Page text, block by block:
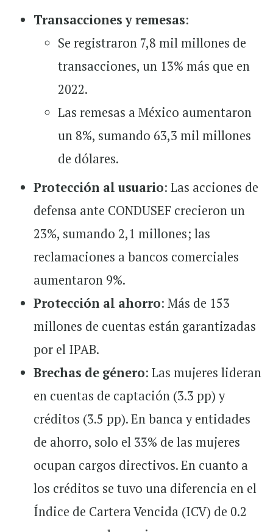
Transacciones y remesas:
Se registraron 7,8 mil millones de
transacciones, un 13% más que en
2022.
Las remesas a México aumentaron
un 8%, sumando 63,3 mil millones
de dólares.
Protección al usuario: Las acciones de
defensa ante CONDUSEF crecieron un
23%, sumando 2,1 millones; las
reclamaciones a bancos comerciales
aumentaron 9%.
Protección al ahorro: Más de 153
millones de cuentas están garantizadas
por el IPAB.
Brechas de género: Las mujeres lideran
en cuentas de captación (3.3 pp) y
créditos (3.5 pp). En banca y entidades
de ahorro, solo el 33% de las mujeres
ocupan cargos directivos. En cuanto a
los créditos se tuvo una diferencia en el
Índice de Cartera Vencida (ICV) de 0.2